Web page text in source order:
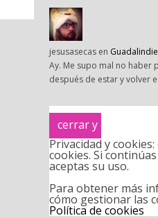
jesusasecas en
Ay. Me supo mal no haber
después de estar y volver
Privacidad y
cookies. Si
aceptas su uso.
Para obtener más
cómo gestionar las
Política de cookies